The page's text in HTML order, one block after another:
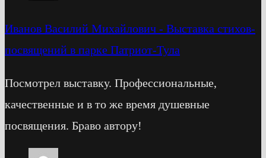
Иванов Василий Михайлович - Выставка стихов-
посвящений в парке Патриот-Тула
Посмотрел выставку. Профессиональные,
качественные и в то же время душевные
посвящения. Браво автору!